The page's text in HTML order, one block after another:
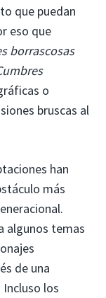
que puedan
eso que
borrascosas
o
bruscas al
han
más
algunos temas
de una
los